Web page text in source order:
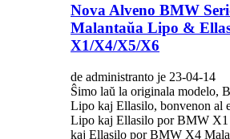
Nova Alveno BMW
Malantaŭa Lipo &
X1/X4/X5/X6
de administranto je 23-04-14
Ŝimo laŭ la originala modelo,
Lipo kaj Ellasilo, bonvenon al
Lipo kaj Ellasilo por BMW X1
kaj Ellasilo por BMW X4